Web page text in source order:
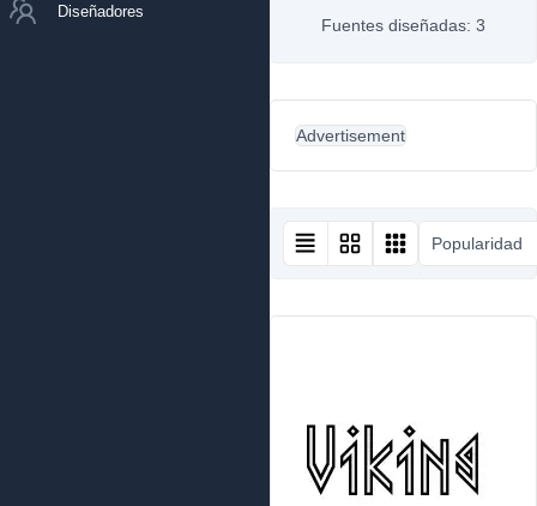
Diseñadores
Fuentes diseñadas: 3
Advertisement
Popularidad